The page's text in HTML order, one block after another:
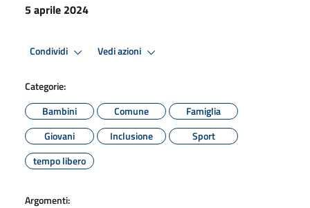
5 aprile 2024
Condividi Vedi azioni
Categorie:
Bambini
Comune
Famiglia
Giovani
Inclusione
Sport
tempo libero
Argomenti: